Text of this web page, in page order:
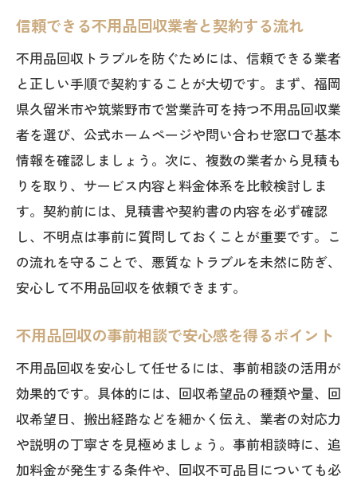
信頼できる不用品回収業者と契約する流れ
不用品回収トラブルを防ぐためには、信頼できる業者
と正しい手順で契約することが大切です。まず、福岡
県久留米市や筑紫野市で営業許可を持つ不用品回収業
者を選び、公式ホームページや問い合わせ窓口で基本
情報を確認しましょう。次に、複数の業者から見積も
りを取り、サービス内容と料金体系を比較検討しま
す。契約前には、見積書や契約書の内容を必ず確認
し、不明点は事前に質問しておくことが重要です。こ
の流れを守ることで、悪質なトラブルを未然に防ぎ、
安心して不用品回収を依頼できます。
不用品回収の事前相談で安心感を得るポイント
不用品回収を安心して任せるには、事前相談の活用が
効果的です。具体的には、回収希望品の種類や量、回
収希望日、搬出経路などを細かく伝え、業者の対応力
や説明の丁寧さを見極めましょう。事前相談時に、追
加料金が発生する条件や、回収不可品目についても必